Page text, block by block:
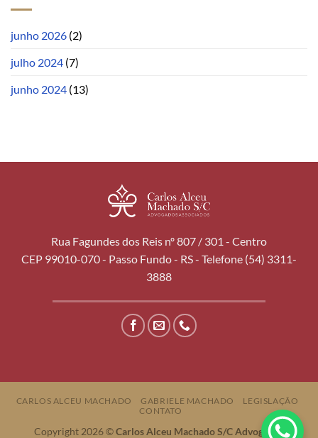
junho 2026 (2)
julho 2024 (7)
junho 2024 (13)
Rua Fagundes dos Reis nº 807 / 301 - Centro
CEP 99010-070 - Passo Fundo - RS - Telefone (54) 3311-
3888
CARLOS ALCEU MACHADO GABRIELE MACHADO
LEGISLAÇÃO
CONTATO
Copyright 2026 ©Carlos Alceu Machado S/C Advogados